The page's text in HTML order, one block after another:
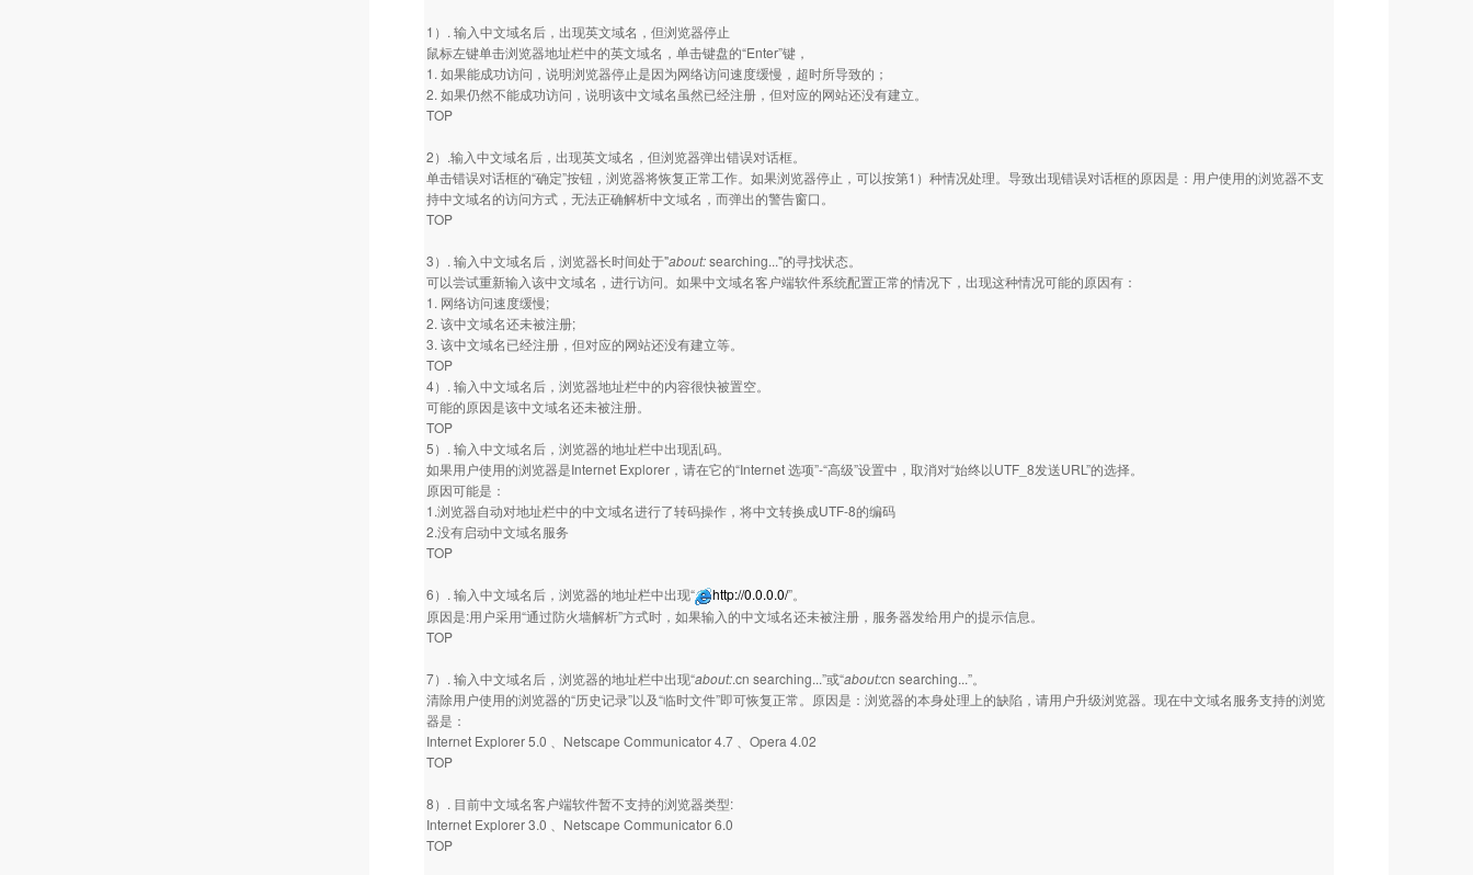
1）. 输入中文域名后，出现英文域名，但浏览器停止
鼠标左键单击浏览器地址栏中的英文域名，单击键盘的“Enter”键，
1. 如果能成功访问，说明浏览器停止是因为网络访问速度缓慢，超时所导致的；
2. 如果仍然不能成功访问，说明该中文域名虽然已经注册，但对应的网站还没有建立。
TOP
2）.输入中文域名后，出现英文域名，但浏览器弹出错误对话框。
单击错误对话框的“确定”按钮，浏览器将恢复正常工作。如果浏览器停止，可以按第1）种情况处理。导致出现错误对话框的原因是：用户使用的浏览器不支
持中文域名的访问方式，无法正确解析中文域名，而弹出的警告窗口。
TOP
3）. 输入中文域名后，浏览器长时间处于"about:searching..."的寻找状态。
可以尝试重新输入该中文域名，进行访问。如果中文域名客户端软件系统配置正常的情况下，出现这种情况可能的原因有：
1. 网络访问速度缓慢;
2. 该中文域名还未被注册;
3. 该中文域名已经注册，但对应的网站还没有建立等。
TOP
4）. 输入中文域名后，浏览器地址栏中的内容很快被置空。
可能的原因是该中文域名还未被注册。
TOP
5）. 输入中文域名后，浏览器的地址栏中出现乱码。
如果用户使用的浏览器是Internet Explorer，请在它的“Internet 选项”-“高级”设置中，取消对“始终以UTF_8发送URL”的选择。
原因可能是：
1.浏览器自动对地址栏中的中文域名进行了转码操作，将中文转换成UTF-8的编码
2.没有启动中文域名服务
TOP
6）. 输入中文域名后，浏览器的地址栏中出现“ http://0.0.0.0/”。
原因是:用户采用“通过防火墙解析”方式时，如果输入的中文域名还未被注册，服务器发给用户的提示信息。
TOP
7）. 输入中文域名后，浏览器的地址栏中出现“about:.cn searching...”或“about:cn searching...”。
清除用户使用的浏览器的“历史记录”以及“临时文件”即可恢复正常。原因是：浏览器的本身处理上的缺陷，请用户升级浏览器。现在中文域名服务支持的浏览
器是：
Internet Explorer 5.0 、Netscape Communicator 4.7 、Opera 4.02
TOP
8）. 目前中文域名客户端软件暂不支持的浏览器类型:
Internet Explorer 3.0 、Netscape Communicator 6.0
TOP